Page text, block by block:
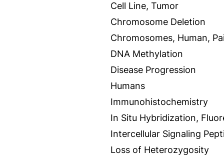
Cell Line, Tumor
Chromosome Deletion
Chromosomes, Human,
DNA Methylation
Disease Progression
Humans
Immunohistochemistry
In Situ Hybridization,
Intercellular Signaling
Loss of Heterozygosity